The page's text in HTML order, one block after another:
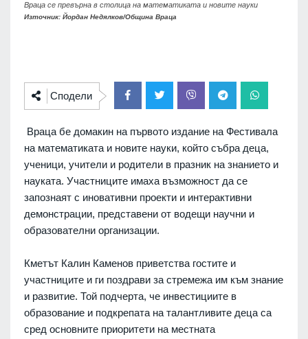
Враца се превърна в столица на математиката и новите науки
Източник: Йордан Недялков/Община Враца
Сподели
Враца бе домакин на първото издание на Фестивала
на математиката и новите науки, който събра деца,
ученици, учители и родители в празник на знанието и
науката. Участниците имаха възможност да се
запознаят с иновативни проекти и интерактивни
демонстрации, представени от водещи научни и
образователни организации.
Кметът Калин Каменов приветства гостите и
участниците и ги поздрави за стремежа им към знание
и развитие. Той подчерта, че инвестициите в
образование и подкрепата на талантливите деца са
сред основните приоритети на местната